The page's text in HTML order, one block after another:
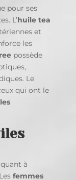
pour ses
L’huile tea
et
les
possède
Le
qui ont le
à
femmes